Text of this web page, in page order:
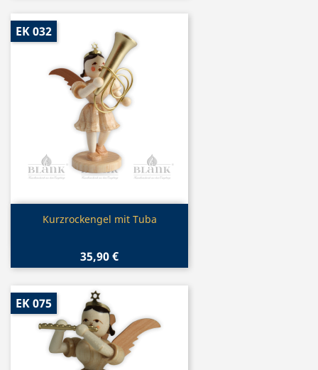
Vorschau
Kurzrockengel mit Tuba
35,90 €
EK 032
EK 075